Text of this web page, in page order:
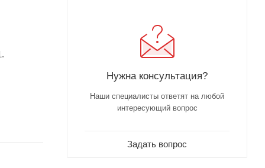
Нужна консультация?
Наши специалисты ответят на любой
интересующий вопрос
Задать вопрос